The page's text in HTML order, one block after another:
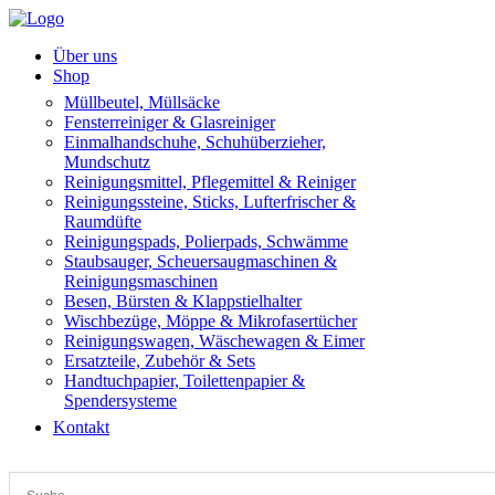
Über uns
Shop
Müllbeutel, Müllsäcke
Fensterreiniger & Glasreiniger
Einmalhandschuhe, Schuhüberzieher,
Mundschutz
Reinigungsmittel, Pflegemittel & Reiniger
Reinigungssteine, Sticks, Lufterfrischer &
Raumdüfte
Reinigungspads, Polierpads, Schwämme
Staubsauger, Scheuersaugmaschinen &
Reinigungsmaschinen
Besen, Bürsten & Klappstielhalter
Wischbezüge, Möppe & Mikrofasertücher
Reinigungswagen, Wäschewagen & Eimer
Ersatzteile, Zubehör & Sets
Handtuchpapier, Toilettenpapier &
Spendersysteme
Kontakt